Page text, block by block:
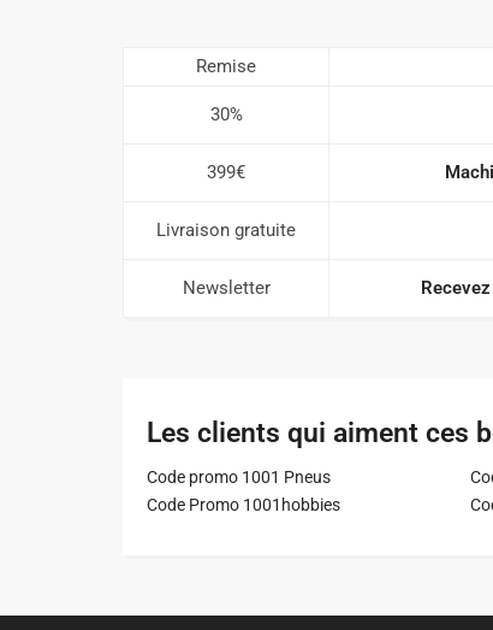
Remise
30%
399€
Livraison gratuite
Newsletter
Les clients qui aiment ces
Code promo 1001 Pneus
Code Promo 1001hobbies